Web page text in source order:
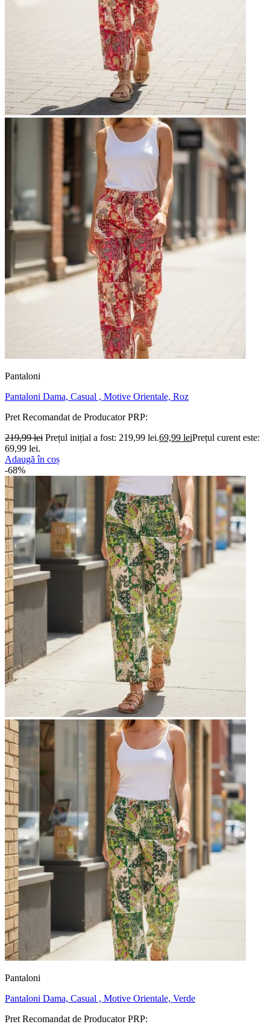
Pantaloni
Pantaloni Dama, Casual , Motive Orientale, Roz
Pret Recomandat de ProducatorPRP:
219,99lei Prețul inițial a fost: 219,99 lei.69,99 leiPrețul curent este:
69,99 lei.
Adaugă în coș
-68%
Pantaloni
Pantaloni Dama, Casual , Motive Orientale, Verde
Pret Recomandat de ProducatorPRP: